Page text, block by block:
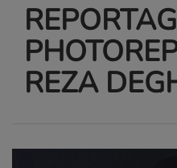
REZA